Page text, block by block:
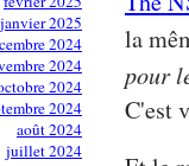
janvier 2025
2024
2024
2024
2024
août 2024
juillet 2024
la
pour
C'est